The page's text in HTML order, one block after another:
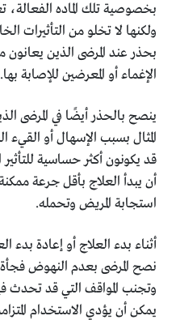
بخصوصية تلك الماده
ولكنها لا تخلو من التأثيرات
بحذر عند المرضى الذين
الإغماء أو المعرضين للإصابة بها.
ينصح بالحذر أيضًا في المرضى
المثال بسبب الإسهال أو القيء
قد يكونون أكثر حساسية
أن يبدأ العلاج بأقل جرعة
استجابة المريض وتحمله.
أثناء بدء العلاج أو إعادة
نصح المرضى بعدم النهوض
وتجنب المواقف التي قد تحدث
يمكن أن يؤدي الاستخدام